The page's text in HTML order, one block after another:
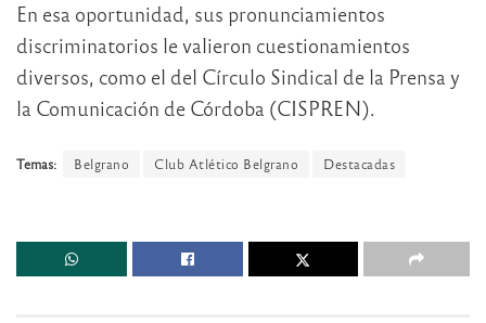
En esa oportunidad, sus pronunciamientos
discriminatorios le valieron cuestionamientos
diversos, como el del Círculo Sindical de la Prensa y
la Comunicación de Córdoba (CISPREN).
Temas: Belgrano Club Atlético Belgrano Destacadas